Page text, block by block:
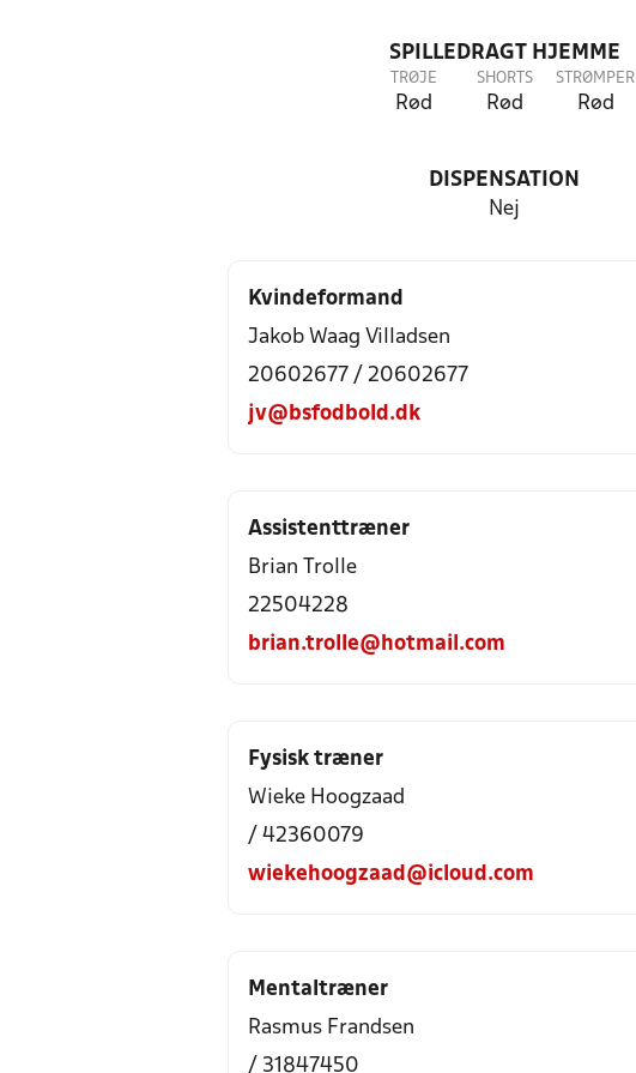
SPILLEDRAGT HJEMME
TRØJE
Rød
SHORTS
Rød
STRØMPER
Rød
DISPENSATION
Nej
Kvindeformand
Jakob Waag Villadsen
20602677 / 20602677
jv@bsfodbold.dk
Assistenttræner
Brian Trolle
22504228
brian.trolle@hotmail.com
Fysisk træner
Wieke Hoogzaad
/ 42360079
wiekehoogzaad@icloud.com
Mentaltræner
Rasmus Frandsen
/ 31847450